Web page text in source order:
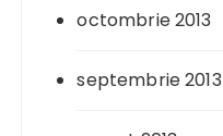
octombrie 2013
septembrie 2013